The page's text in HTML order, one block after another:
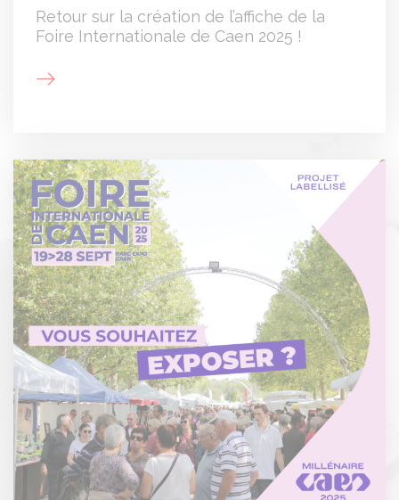
Retour sur la création de l’affiche de la
Foire Internationale de Caen 2025 !